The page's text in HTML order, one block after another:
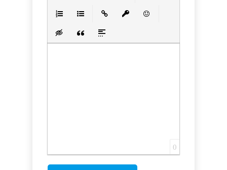
Вставка скрытого текста
Вставка цитаты
Вставка спойлера
0